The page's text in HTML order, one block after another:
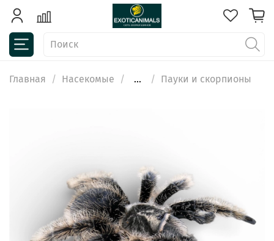
Главная Насекомые ... Пауки и скорпионы